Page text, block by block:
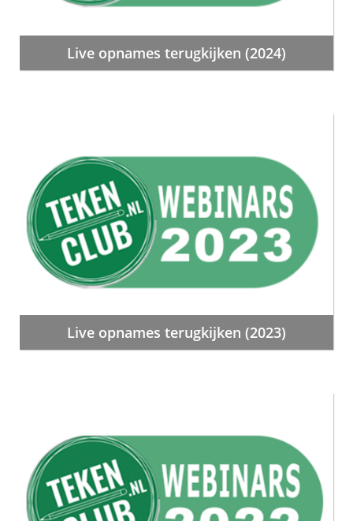
Live opnames terugkijken (2024)
Live opnames terugkijken (2023)